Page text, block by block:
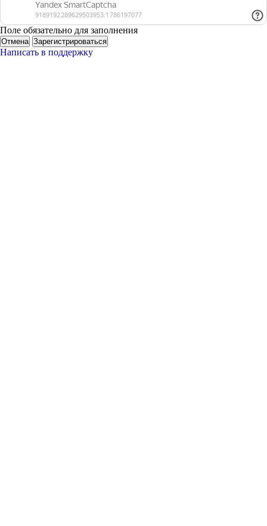
Поле обязательно для заполнения
Отмена Зарегистрироваться
Написать в поддержку